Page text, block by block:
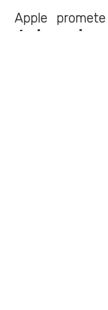
Apple
de juego